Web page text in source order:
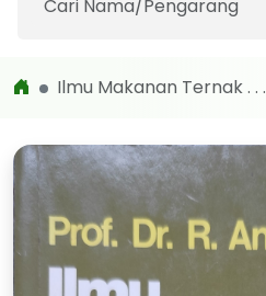
Ilmu Makanan Ternak . . .